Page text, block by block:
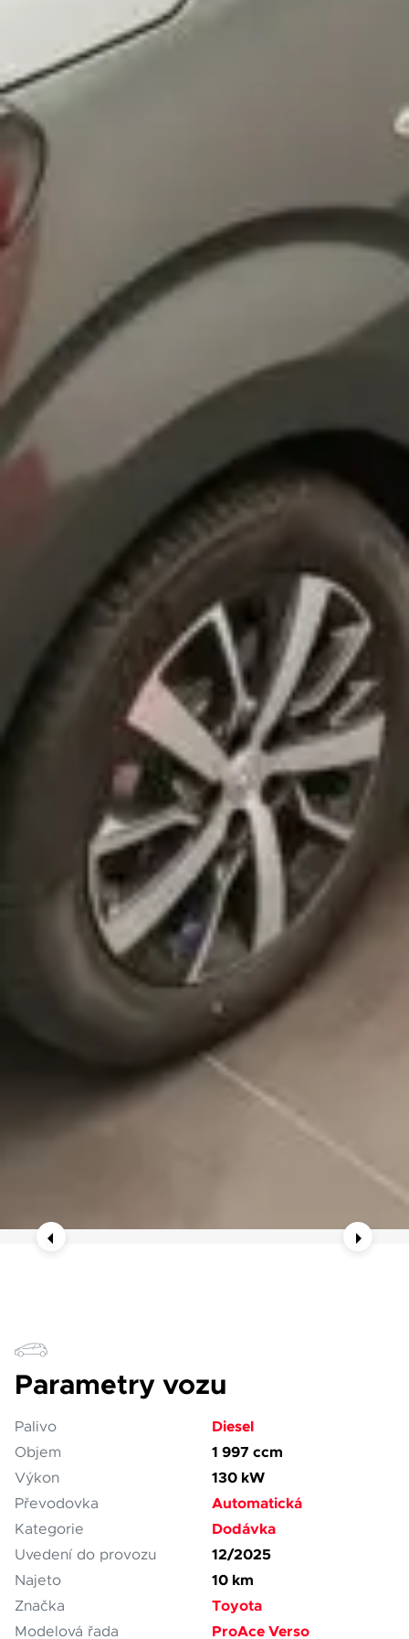
Souhlasím se zpracováním
*
Parametry vozu
Palivo Diesel
Objem 1 997 ccm
Výkon 130 kW
Převodovka Automatická
Kategorie Dodávka
Uvedení do provozu 12/2025
Najeto 10 km
Značka Toyota
Modelová řada ProAce Verso